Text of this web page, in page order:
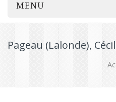
MENU
Pageau (Lalonde),